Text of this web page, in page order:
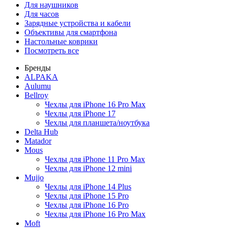
Для наушников
Для часов
Зарядные устройства и кабели
Объективы для смартфона
Настольные коврики
Посмотреть все
Бренды
ALPAKA
Aulumu
Bellroy
Чехлы для iPhone 16 Pro Max
Чехлы для iPhone 17
Чехлы для планшета/ноутбука
Delta Hub
Matador
Mous
Чехлы для iPhone 11 Pro Max
Чехлы для iPhone 12 mini
Mujjo
Чехлы для iPhone 14 Plus
Чехлы для iPhone 15 Pro
Чехлы для iPhone 16 Pro
Чехлы для iPhone 16 Pro Max
Moft